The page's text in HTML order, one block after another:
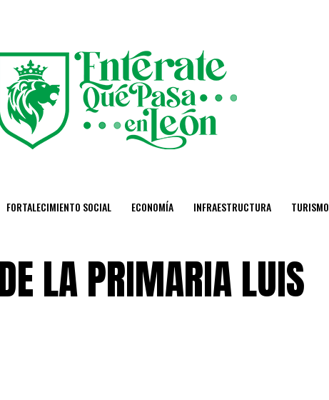
FORTALECIMIENTO SOCIAL ECONOMÍA INFRAESTRUCTURA TURISMO
LA PRIMARIA LUIS